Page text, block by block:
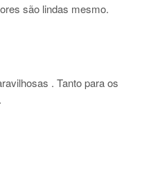
são lindas mesmo.
. Tanto para os